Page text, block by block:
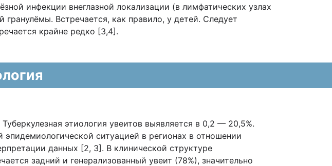
инфекции внеглазной локализации (в лимфатических узлах
Встречается, как правило, у детей. Следует
крайне редко [3,4].
этиология увеитов выявляется в 0,2 — 20,5%.
ситуацией в регионах в отношении
данных [2, 3]. В клинической структуре
задний и генерализованный увеит (78%), значительно